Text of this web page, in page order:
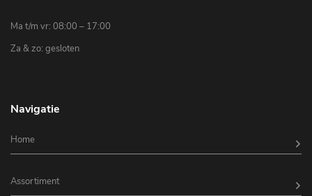
Ma t/m vr: 08:00 – 17:00
Za & zo: gesloten
Navigatie
Home
Assortiment